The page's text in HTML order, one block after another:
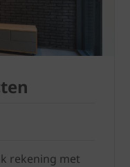
rekening met